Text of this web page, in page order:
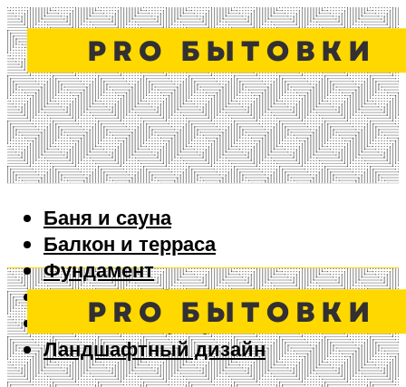
Баня и сауна
Балкон и терраса
Фундамент
Ворота и забор
Дизайн интерьера
Ландшафтный дизайн